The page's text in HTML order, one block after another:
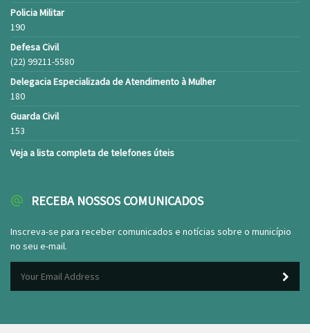
Policia Militar
190
Defesa Civil
(22) 99211-5580
Delegacia Especializada de Atendimento à Mulher
180
Guarda Civil
153
Veja a lista completa de telefones úteis
RECEBA NOSSOS COMUNICADOS
Inscreva-se para receber comunicados e notícias sobre o município
no seu e-mail.